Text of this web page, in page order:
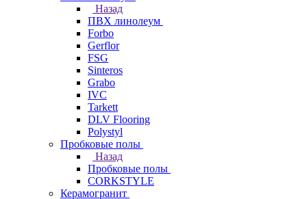
Назад
ПВХ линолеум
Forbo
Gerflor
FSG
Sinteros
Grabo
IVC
Tarkett
DLV Flooring
Polystyl
Пробковые полы
Назад
Пробковые полы
CORKSTYLE
Керамогранит